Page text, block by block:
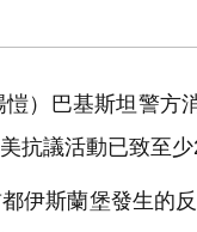
）巴基斯坦警方
抗議活動已致至少
伊斯蘭堡發生的